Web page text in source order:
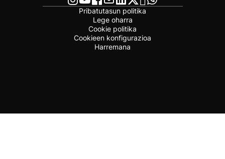
Pribatutasun politika
Lege oharra
Cookie politika
Cookieen konfigurazioa
Harremana